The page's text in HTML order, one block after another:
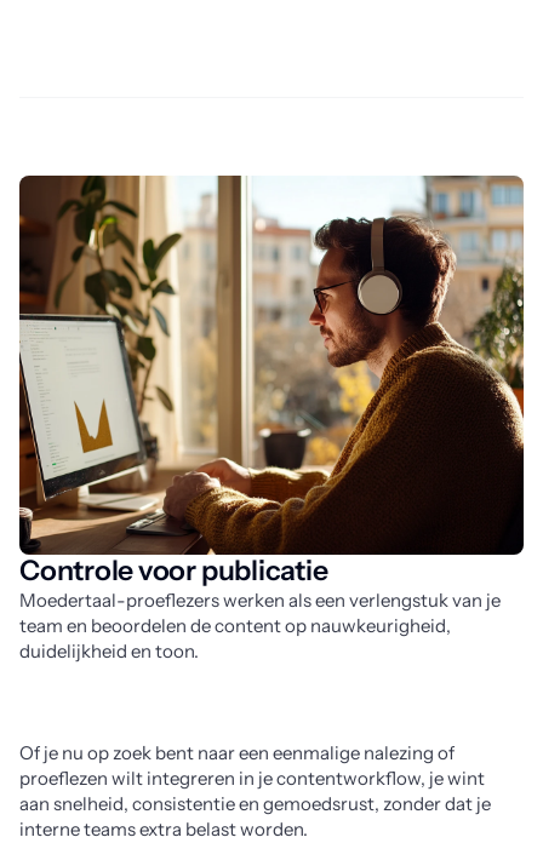
Controle voor publicatie
Moedertaal-proeflezers werken als een verlengstuk van je
team en beoordelen de content op nauwkeurigheid,
duidelijkheid en toon.
Of je nu op zoek bent naar een eenmalige nalezing of
proeflezen wilt integreren in je contentworkflow, je wint
aan snelheid, consistentie en gemoedsrust, zonder dat je
interne teams extra belast worden.